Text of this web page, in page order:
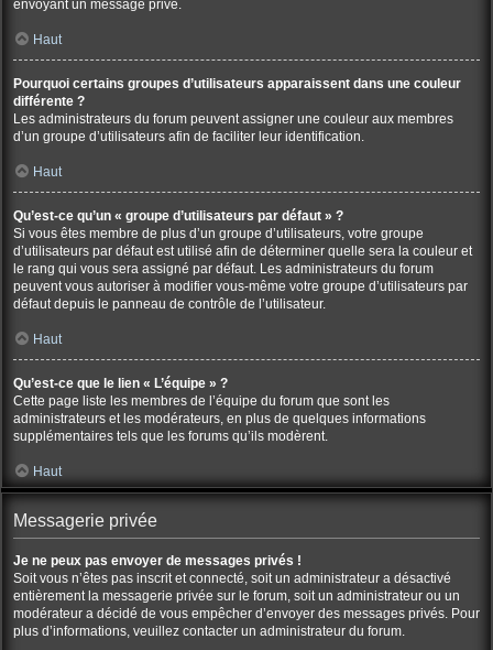
envoyant un message privé.
Haut
Pourquoi certains groupes d’utilisateurs apparaissent dans une couleur
différente ?
Les administrateurs du forum peuvent assigner une couleur aux membres
d’un groupe d’utilisateurs afin de faciliter leur identification.
Haut
Qu’est-ce qu’un « groupe d’utilisateurs par défaut » ?
Si vous êtes membre de plus d’un groupe d’utilisateurs, votre groupe
d’utilisateurs par défaut est utilisé afin de déterminer quelle sera la couleur et
le rang qui vous sera assigné par défaut. Les administrateurs du forum
peuvent vous autoriser à modifier vous-même votre groupe d’utilisateurs par
défaut depuis le panneau de contrôle de l’utilisateur.
Haut
Qu’est-ce que le lien « L’équipe » ?
Cette page liste les membres de l’équipe du forum que sont les
administrateurs et les modérateurs, en plus de quelques informations
supplémentaires tels que les forums qu’ils modèrent.
Haut
Messagerie privée
Je ne peux pas envoyer de messages privés !
Soit vous n’êtes pas inscrit et connecté, soit un administrateur a désactivé
entièrement la messagerie privée sur le forum, soit un administrateur ou un
modérateur a décidé de vous empêcher d’envoyer des messages privés. Pour
plus d’informations, veuillez contacter un administrateur du forum.